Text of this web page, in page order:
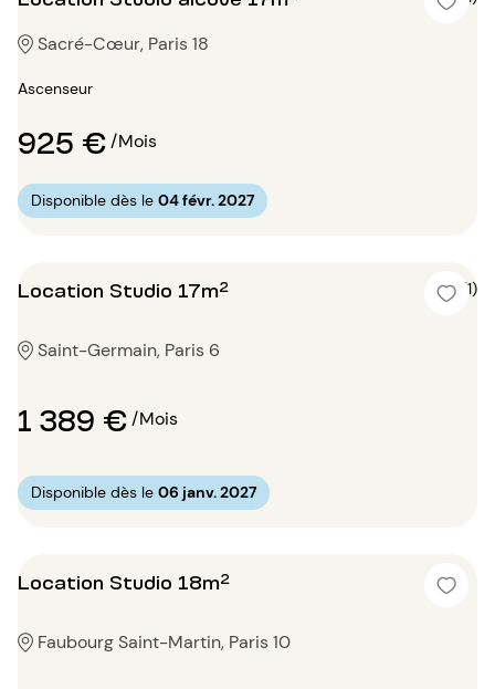
Sacré-Cœur, Paris 18
Ascenseur
925 €/Mois
Disponible dès le 04 févr. 2027
Location Studio 17m² 4 (1)
Saint-Germain, Paris 6
1 389 €/Mois
Disponible dès le 06 janv. 2027
Location Studio 18m²
Faubourg Saint-Martin, Paris 10